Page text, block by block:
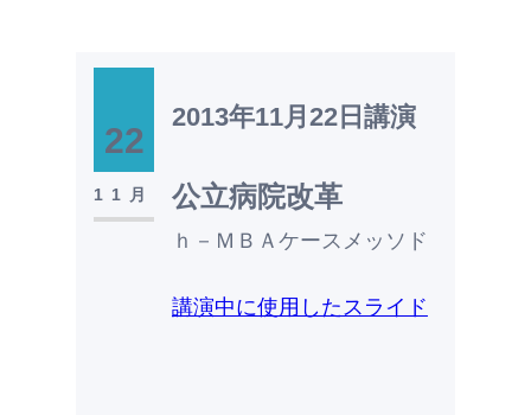
22
11月
2013年11月22日 講演
公立病院改革
ｈ－ＭＢＡケースメッソド
講演中に使用したスライド